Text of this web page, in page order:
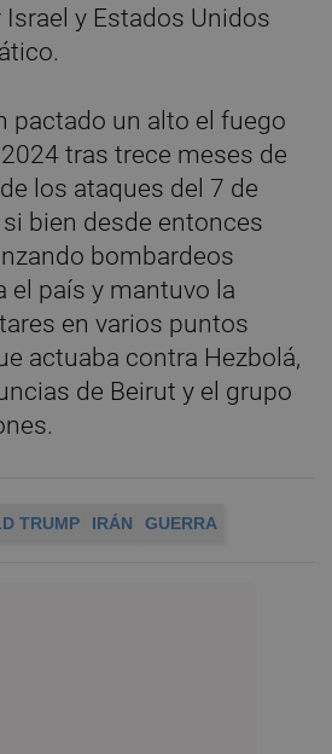
y Estados Unidos
pactado un alto el fuego
tras trece meses de
los ataques del 7 de
bien desde entonces
bombardeos
el país y mantuvo la
en varios puntos
actuaba contra Hezbolá,
de Beirut y el grupo
TRUMP IRÁN GUERRA